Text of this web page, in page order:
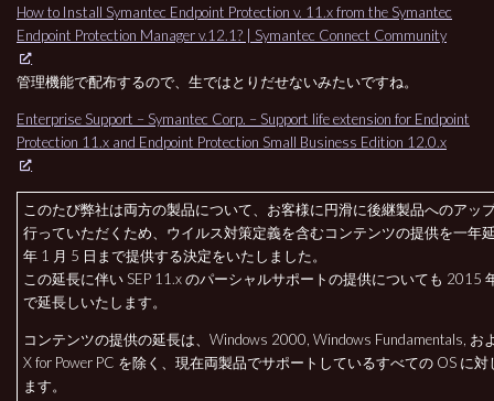
How to Install Symantec Endpoint Protection v. 11.x from the Symantec
Endpoint Protection Manager v.12.1? | Symantec Connect Community
管理機能で配布するので、生ではとりだせないみたいですね。
Enterprise Support – Symantec Corp. – Support life extension for Endpoint
Protection 11.x and Endpoint Protection Small Business Edition 12.0.x
このたび弊社は両方の製品について、お客様に円滑に後継製品へのアッ
行っていただくため、ウイルス対策定義を含むコンテンツの提供を一年
年 1 月 5 日まで提供する決定をいたしました。
この延長に伴い SEP 11.x のパーシャルサポートの提供についても 2015
で延長しいたします。
コンテンツの提供の延長は、Windows 2000, Windows Fundamentals, お
X for Power PC を除く、現在両製品でサポートしているすべての OS に
ます。